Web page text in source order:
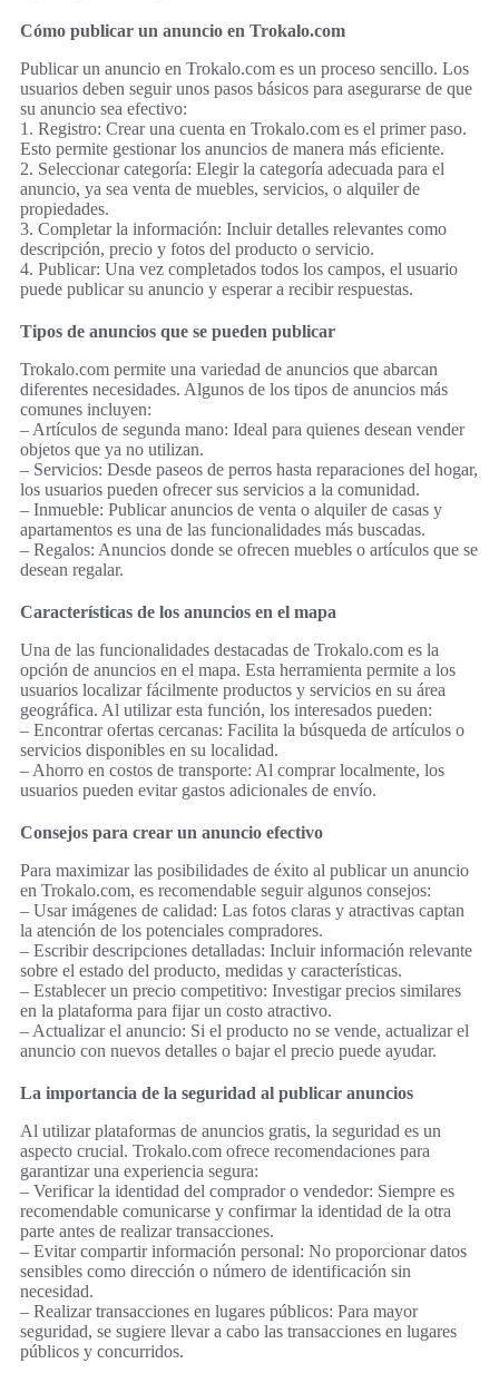
Cómo publicar un anuncio en Trokalo.com
Publicar un anuncio en Trokalo.com es un proceso sencillo. Los
usuarios deben seguir unos pasos básicos para asegurarse de que
su anuncio sea efectivo:
1. Registro: Crear una cuenta en Trokalo.com es el primer paso.
Esto permite gestionar los anuncios de manera más eficiente.
2. Seleccionar categoría: Elegir la categoría adecuada para el
anuncio, ya sea venta de muebles, servicios, o alquiler de
propiedades.
3. Completar la información: Incluir detalles relevantes como
descripción, precio y fotos del producto o servicio.
4. Publicar: Una vez completados todos los campos, el usuario
puede publicar su anuncio y esperar a recibir respuestas.
Tipos de anuncios que se pueden publicar
Trokalo.com permite una variedad de anuncios que abarcan
diferentes necesidades. Algunos de los tipos de anuncios más
comunes incluyen:
– Artículos de segunda mano: Ideal para quienes desean vender
objetos que ya no utilizan.
– Servicios: Desde paseos de perros hasta reparaciones del hogar,
los usuarios pueden ofrecer sus servicios a la comunidad.
– Inmueble: Publicar anuncios de venta o alquiler de casas y
apartamentos es una de las funcionalidades más buscadas.
– Regalos: Anuncios donde se ofrecen muebles o artículos que se
desean regalar.
Características de los anuncios en el mapa
Una de las funcionalidades destacadas de Trokalo.com es la
opción de anuncios en el mapa. Esta herramienta permite a los
usuarios localizar fácilmente productos y servicios en su área
geográfica. Al utilizar esta función, los interesados pueden:
– Encontrar ofertas cercanas: Facilita la búsqueda de artículos o
servicios disponibles en su localidad.
– Ahorro en costos de transporte: Al comprar localmente, los
usuarios pueden evitar gastos adicionales de envío.
Consejos para crear un anuncio efectivo
Para maximizar las posibilidades de éxito al publicar un anuncio
en Trokalo.com, es recomendable seguir algunos consejos:
– Usar imágenes de calidad: Las fotos claras y atractivas captan
la atención de los potenciales compradores.
– Escribir descripciones detalladas: Incluir información relevante
sobre el estado del producto, medidas y características.
– Establecer un precio competitivo: Investigar precios similares
en la plataforma para fijar un costo atractivo.
– Actualizar el anuncio: Si el producto no se vende, actualizar el
anuncio con nuevos detalles o bajar el precio puede ayudar.
La importancia de la seguridad al publicar anuncios
Al utilizar plataformas de anuncios gratis, la seguridad es un
aspecto crucial. Trokalo.com ofrece recomendaciones para
garantizar una experiencia segura:
– Verificar la identidad del comprador o vendedor: Siempre es
recomendable comunicarse y confirmar la identidad de la otra
parte antes de realizar transacciones.
– Evitar compartir información personal: No proporcionar datos
sensibles como dirección o número de identificación sin
necesidad.
– Realizar transacciones en lugares públicos: Para mayor
seguridad, se sugiere llevar a cabo las transacciones en lugares
públicos y concurridos.